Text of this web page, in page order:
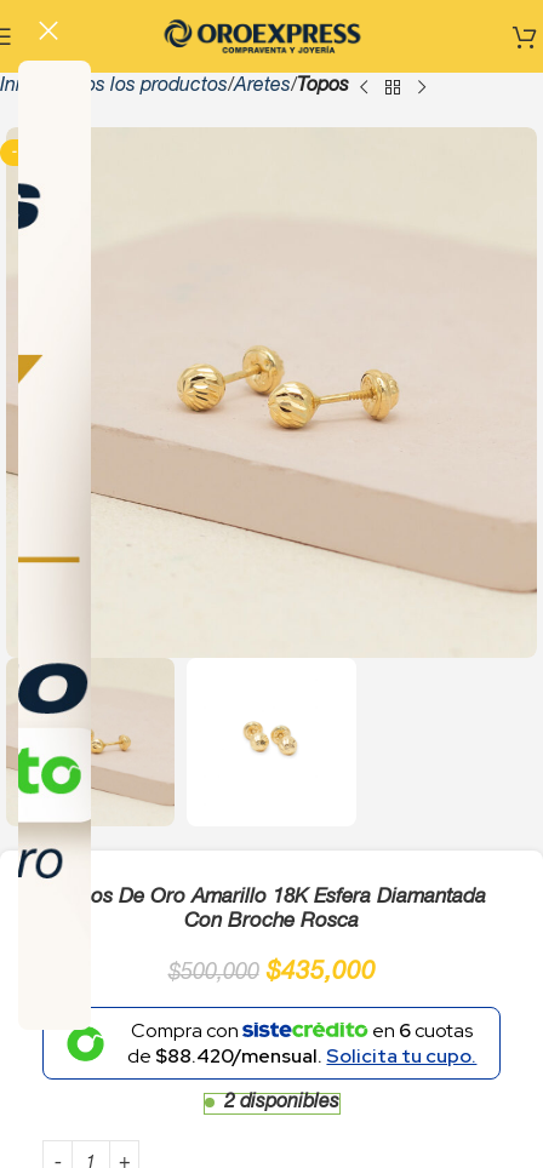
Inicio Todos los productos Aretes Topos
-13%
Topos De Oro Amarillo 18K Esfera Diamantada
Con Broche Rosca
$500,000 $435,000
Compra con en 6cuotas
de $88.420/mensual.Solicita tu cupo.
2 disponibles